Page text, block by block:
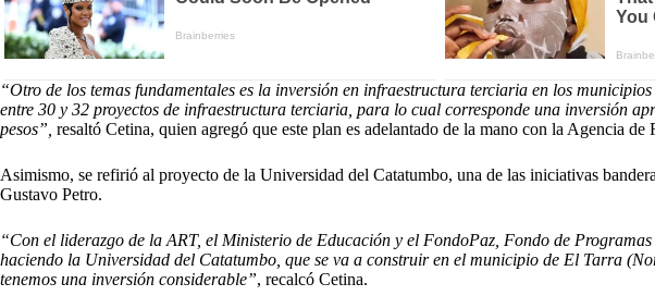
“Otro de los temas fundamentales es la inversión en infraestructura terciaria en los
entre 30 y 32 proyectos de infraestructura terciaria, para lo cual corresponde una inversión
pesos”, resaltó Cetina, quien agregó que este plan es adelantado de la mano con la Agencia
Asimismo, se refirió al proyecto de la Universidad del Catatumbo, una de las iniciativas
Gustavo Petro.
“Con el liderazgo de la ART, el Ministerio de Educación y el FondoPaz, Fondo de Programas
haciendo la Universidad del Catatumbo, que se va a construir en el municipio de El Tarra
tenemos una inversión considerable”, recalcó Cetina.